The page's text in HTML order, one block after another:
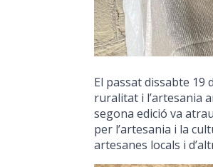
El passat dissabte 19
ruralitat i l’artesania
segona edició va
per l’artesania i la
artesanes locals i